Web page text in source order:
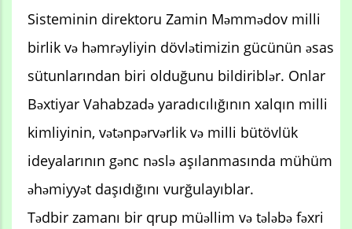
Sisteminin direktoru Zamin Məmmədov milli
birlik və həmrəyliyin dövlətimizin gücünün əsas
sütunlarından biri olduğunu bildiriblər. Onlar
Bəxtiyar Vahabzadə yaradıcılığının xalqın milli
kimliyinin, vətənpərvərlik və milli bütövlük
ideyalarının gənc nəslə aşılanmasında mühüm
əhəmiyyət daşıdığını vurğulayıblar.
Tədbir zamanı bir qrup müəllim və tələbə fəxri